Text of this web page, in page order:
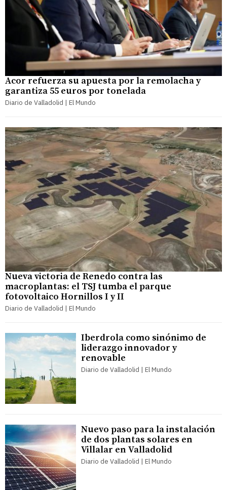
Acor refuerza su apuesta por la remolacha y
garantiza 55 euros por tonelada
Diario de Valladolid | El Mundo
Nueva victoria de Renedo contra las
macroplantas: el TSJ tumba el parque
fotovoltaico Hornillos I y II
Diario de Valladolid | El Mundo
Iberdrola como sinónimo de
liderazgo innovador y
renovable
Diario de Valladolid | El Mundo
Nuevo paso para la instalación
de dos plantas solares en
Villalar en Valladolid
Diario de Valladolid | El Mundo